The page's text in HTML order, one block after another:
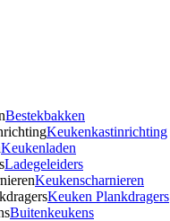
Bestekbakken
Keukenkastinrichting
Keukenladen
Ladegeleiders
Keukenscharnieren
Keuken Plankdragers
Buitenkeukens